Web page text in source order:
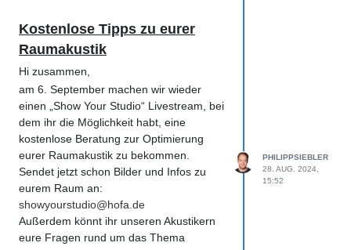
Uhrzeit:11:00 - 18:00 Uhr
Ort:Veranstaltungszentrum Tollhaus,
Karlsruhe
Mehr Infos & Anmeldung:
https://hofa-college.de/blog/k...
Wir freuen uns, wenn ihr dabei seid 😊
Den Livestream senden wir kostenlos auf
dem HOFA YouTube-Kanal und im
Online-Campus.
Hier könnt ihr euch den Livestream bei
YouTube vormerken:
https://www.youtube.com/watch?
v=y_3HuehVqwM
oder einfach im entsprechenden
Campus-Event:
Campus V3 Event:
college.de/workshop-event/153/
Campus V2 Event:https://oc.hofa-
college.de/workshop-event/686/
Kostenlose Tipps zu eurer
Raumakustik
Hi zusammen,
am 6. September machen wir wieder
einen „Show Your Studio“ Livestream, bei
dem ihr die Möglichkeit habt, eine
kostenlose Beratung zur Optimierung
eurer Raumakustik zu bekommen.
Sendet jetzt schon Bilder und Infos zu
eurem Raum an:
showyourstudio@hofa.de
Außerdem könnt ihr unseren Akustikern
eure Fragen rund um das Thema
PHILIPPSIEBLER
28. AUG. 2024,
15:52